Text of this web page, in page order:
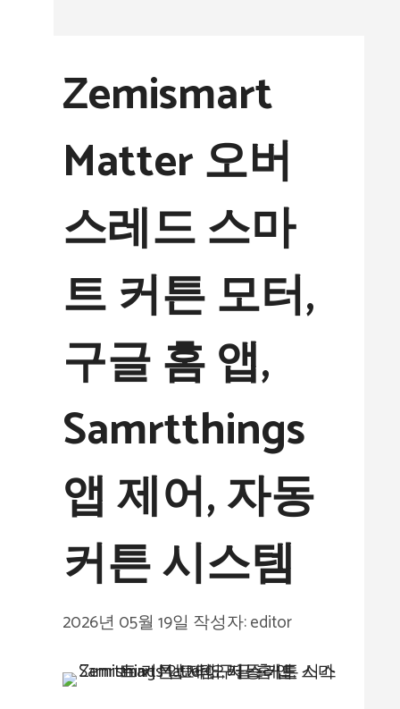
Zemismart
Matter 오버
스레드 스마
트 커튼 모터,
구글 홈 앱,
Samrtthings
앱 제어, 자동
커튼 시스템
2026년 05월 19일 작성자:editor